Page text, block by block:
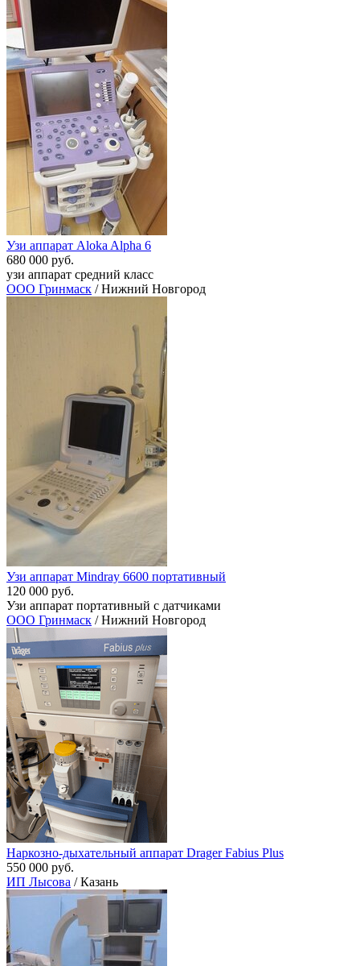
Узи аппарат Aloka Alpha 6
680 000 руб.
узи аппарат средний класс
ООО Гринмаск / Нижний Новгород
Узи аппарат Mindray 6600 портативный
120 000 руб.
Узи аппарат портативный c датчиками
ООО Гринмаск / Нижний Новгород
Наркозно-дыхательный аппарат Drager Fabius Plus
550 000 руб.
ИП Лысова / Казань